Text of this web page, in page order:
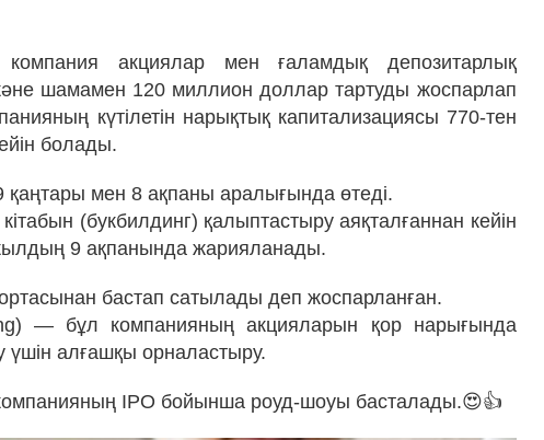
акциялар мен ғаламдық депозитарлық
шамамен 120 миллион доллар тартуды жоспарлап
күтілетін нарықтық капитализациясы 770-тен
болады.
мен 8 ақпаны аралығында өтеді.
(букбилдинг) қалыптастыру аяқталғаннан кейін
9 ақпанында жарияланады.
бастап сатылады деп жоспарланған.
— бұл компанияның акцияларын қор нарығында
үшін алғашқы орналастыру.
IPO бойынша роуд-шоуы басталады.😍👍